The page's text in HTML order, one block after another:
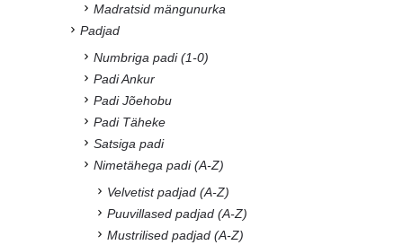
Madratsid mängunurka
Padjad
Numbriga padi (1-0)
Padi Ankur
Padi Jõehobu
Padi Täheke
Satsiga padi
Nimetähega padi (A-Z)
Velvetist padjad (A-Z)
Puuvillased padjad (A-Z)
Mustrilised padjad (A-Z)